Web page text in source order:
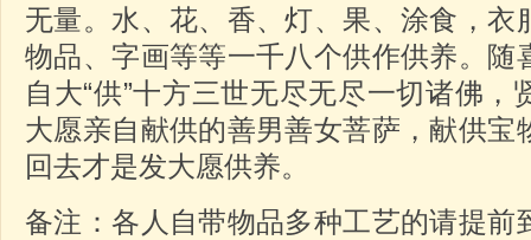
无量。水、花、香、灯、果、涂食，衣
物品、字画等等一千八个供作供养。随
自大“供”十方三世无尽无尽一切诸佛，
大愿亲自献供的善男善女菩萨，献供宝
回去才是发大愿供养。
备注：各人自带物品多种工艺的请提前